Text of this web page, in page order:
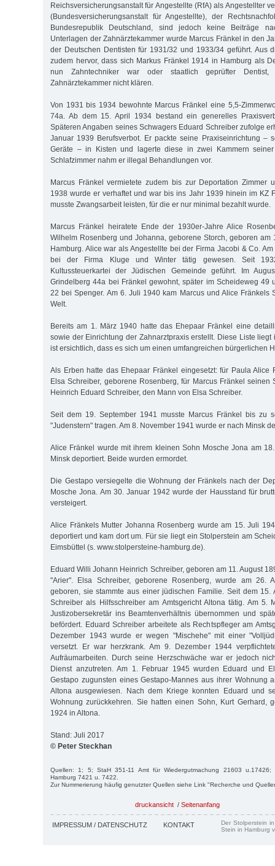
Reichsversicherungsanstalt für Angestellte (RfA) als Angestellter
(Bundesversicherungsanstalt für Angestellte), der
Bundesrepublik Deutschland, sind jedoch keine Beiträge
Unterlagen der Zahnärztekammer wurde Marcus Fränkel in den
der Deutschen Dentisten für 1931/32 und 1933/34 geführt. Aus
zudem hervor, dass sich Markus Fränkel 1914 in Hamburg als
nun Zahntechniker war oder staatlich geprüfter
Zahnärztekammer nicht klären.
Von 1931 bis 1934 bewohnte Marcus Fränkel eine 5,5-
74a. Ab dem 15. April 1934 bestand ein generelles
Späteren Angaben seines Schwagers Eduard Schreiber zufolge
Januar 1939 Berufsverbot. Er packte seine Praxiseinrichtung –
Geräte – in Kisten und lagerte diese in zwei Kammern
Schlafzimmer nahm er illegal Behandlungen vor.
Marcus Fränkel vermietete zudem bis zur Deportation Zimmer
1938 wurde er verhaftet und war bis ins Jahr 1939 hinein im KZ
musste Zwangsarbeit leisten, für die er nur minimal bezahlt wurde.
Marcus Fränkel heiratete Ende der 1930er-Jahre Alice
Wilhelm Rosenberg und Johanna, geborene Storch, geboren am
Hamburg. Alice war als Angestellte bei der Firma Jacobi & Co.
bei der Firma Kluge und Winter tätig gewesen. Seit
Kultussteuerkartei der Jüdischen Gemeinde geführt. Im
Grindelberg 44a bei Fränkel gewohnt, später im Scheideweg 49
22 bei Spenger. Am 6. Juli 1940 kam Marcus und Alice Fränkels
Welt.
Bereits am 1. März 1940 hatte das Ehepaar Fränkel eine
sowie der Einrichtung der Zahnarztpraxis erstellt. Diese Liste liegt
ist ersichtlich, dass es sich um einen umfangreichen bürgerlichen
Als Erben hatte das Ehepaar Fränkel eingesetzt: für Paula Alice
Elsa Schreiber, geborene Rosenberg, für Marcus Fränkel seinen
Heinrich Eduard Schreiber, den Mann von Elsa Schreiber.
Seit dem 19. September 1941 musste Marcus Fränkel bis zu
"Judenstern" tragen. Am 8. November 1941 wurde er nach Minsk
Alice Fränkel wurde mit ihrem kleinen Sohn Mosche Jona am
Minsk deportiert. Beide wurden ermordet.
Die Gestapo versiegelte die Wohnung der Fränkels nach der
Mosche Jona. Am 30. Januar 1942 wurde der Hausstand für
versteigert.
Alice Fränkels Mutter Johanna Rosenberg wurde am 15. Juli
deportiert und kam dort um. Für sie liegt ein Stolperstein am
Eimsbüttel (s. www.stolpersteine-hamburg.de).
Eduard Willi Johann Heinrich Schreiber, geboren am 11. August
"Arier". Elsa Schreiber, geborene Rosenberg, wurde am 26.
geboren, sie stammte aus einer jüdischen Familie. Seit dem 15.
Schreiber als Hilfsschreiber am Amtsgericht Altona tätig. Am 5.
Justizobersekretär ins Beamtenverhältnis übernommen und
befördert. Eduard Schreiber arbeitete als Rechtspfleger am
Dezember 1943 wurde er wegen "Mischehe" mit einer
versetzt. Er war herzkrank. Am 9. Dezember 1944
Aufräumarbeiten. Durch seine Herzschwäche war er jedoch
Dienst anzutreten. Am 1. Februar 1945 wurden Eduard und
Gestapo zugunsten eines Gestapo-Mannes aus ihrer Wohnung
Altona ausgewiesen. Nach dem Kriege konnten Eduard und
Wohnung zurückkehren. Sie hatten einen Sohn, Kurt Gerhard,
1924 in Altona.
Stand: Juli 2017
© Peter Steckhan
Quellen: 1; 5; StaH 351-11 Amt für Wiedergutmachung 21603 u.17426;
Hamburg 7421 u. 7422.
Zur Nummerierung häufig genutzter Quellen siehe Link "Recherche und
druckansicht / Seitenanfang
IMPRESSUM / DATENSCHUTZ KONTAKT
Der Stolperstein
Stein in Hamburg